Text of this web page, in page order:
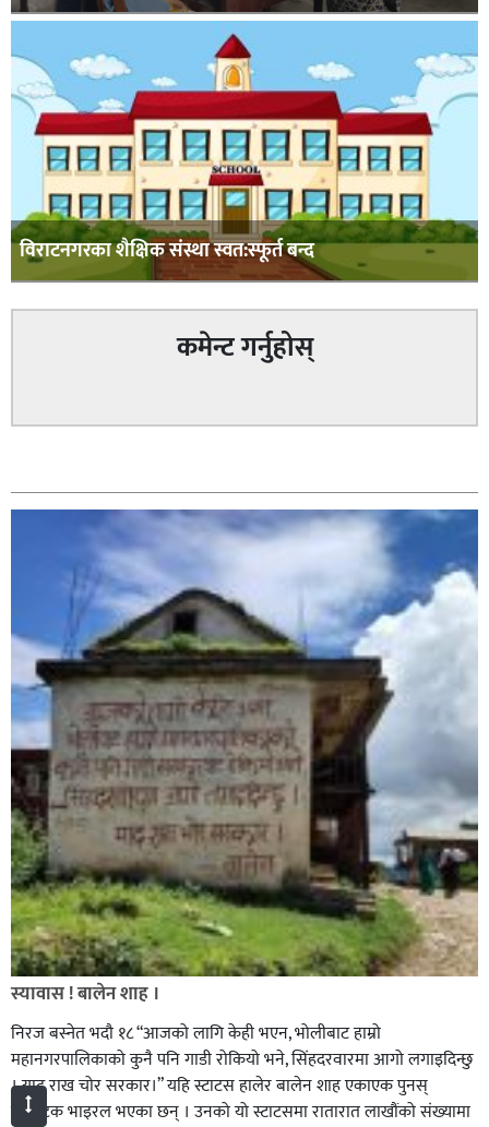
विराटनगरका शैक्षिक संस्था स्वत:स्फूर्त बन्द
कमेन्ट गर्नुहोस्
स्यावास ! बालेन शाह ।
निरज बस्नेत भदाै १८ “आजको लागि केही भएन, भोलीबाट हाम्रो
महानगरपालिकाको कुनै पनि गाडी रोकियो भने, सिंहदरवारमा आगो लगाइदिन्छु
। याद राख चोर सरकार।” यहि स्टाटस हालेर बालेन शाह एकाएक पुनस्
एकपटक भाइरल भएका छन् । उनको यो स्टाटसमा रातारात लाखौंको संख्यामा